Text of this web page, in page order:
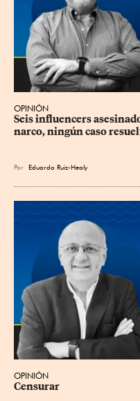
OPINIÓN
Seis influencers
narco, ningún caso
Por Eduardo Ruiz-Healy
OPINIÓN
Censurar